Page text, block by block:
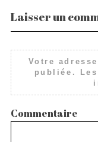
Laisser un
Votre
publiée.
Commentaire